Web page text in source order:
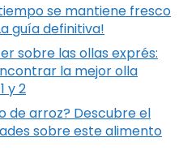
se mantiene fresco
guía definitiva!
sobre las ollas exprés:
la mejor olla
y 2
de arroz? Descubre el
sobre este alimento